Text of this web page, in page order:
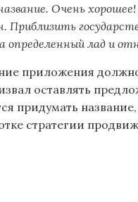
Очень
Приблизить
лад и
приложения
оставлять
придумать
стратегии